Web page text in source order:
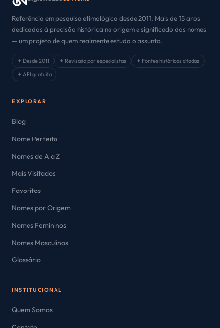
Referência em pesquisa etimológica desde 2011. Mais de 15 anos
dedicados à precisão histórica na origem e significado dos nomes
— um projeto de quem realmente estuda o assunto.
✦ Desde 2011 ✦ Revisado por especialistas
✦ Fontes históricas citadas
✦ API gratuita
EXPLORAR
Blog
Nome Perfeito
Nomes de A a Z
Mais Visitados
Favoritos
Nomes por Origem
Nomes Femininos
Nomes Masculinos
Glossário
INSTITUCIONAL
Quem Somos